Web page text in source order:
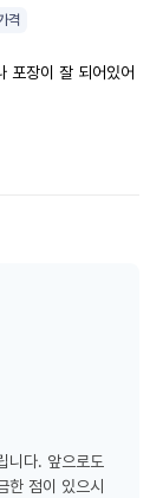
격
포장이 잘 되어있어
니다. 앞으로도
한 점이 있으시